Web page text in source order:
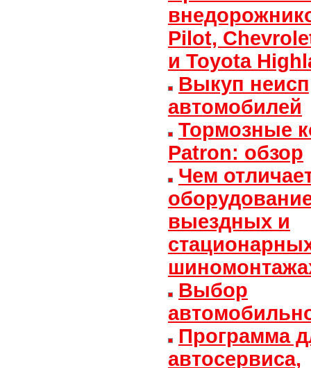
Pilot,
и Toyota
Выкуп
автомобилей
Тормозные
Patron: обзор
Чем
выездных и
Выбор
Программа
автосервиса,